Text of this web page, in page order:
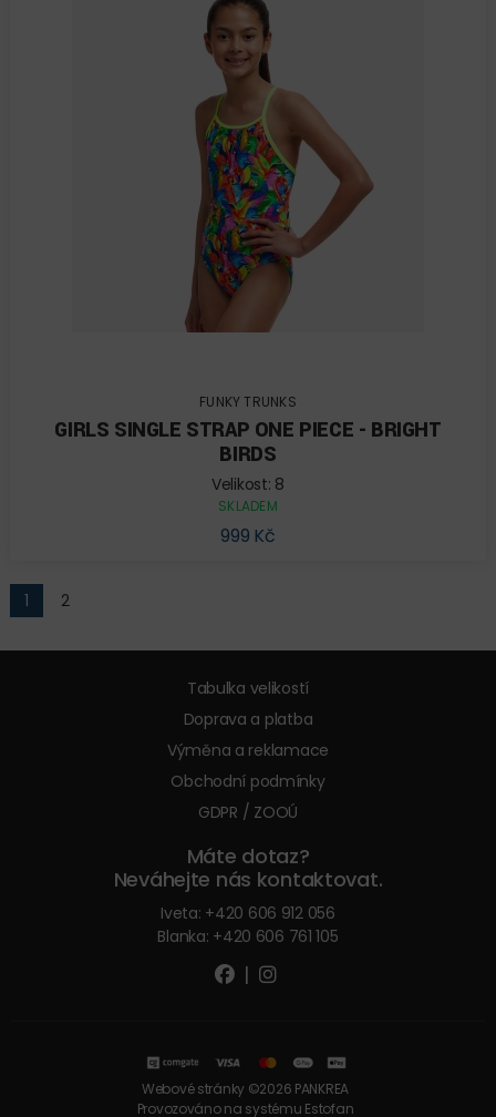
FUNKY TRUNKS
GIRLS SINGLE STRAP ONE PIECE - BRIGHT
BIRDS
Velikost: 8
SKLADEM
999 Kč
1 2
Tabulka velikostí
Doprava a platba
Výměna a reklamace
Obchodní podmínky
GDPR / ZOOÚ
Máte dotaz?
Neváhejte nás kontaktovat.
Iveta: +420 606 912 056
Blanka: +420 606 761 105
|
Webové stránky ©2026 PANKREA
Provozováno na systému Estofan